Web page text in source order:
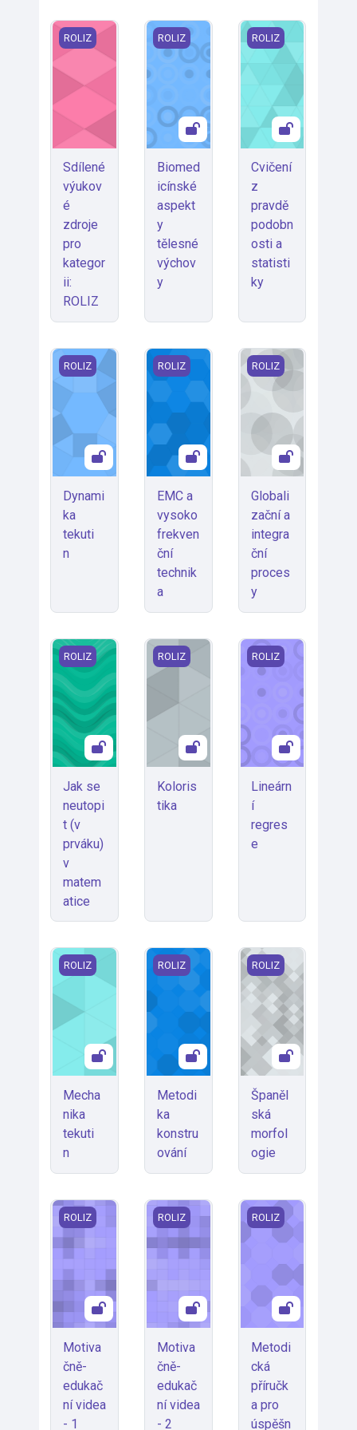
Sdílené výukové zdroje pro kategorii: ROLIZ
ROLIZ
Sdílené
výukov
é
zdroje
pro
kategor
ii:
ROLIZ
Biomedicínské aspekty tělesné
ROLIZ
Biomed
icínské
aspekt
y
tělesné
výchov
y
Cvičení z
ROLIZ
Cvičení
z
pravdě
podobn
osti a
statisti
ky
Dynamika tekutin
ROLIZ
Dynami
ka
tekuti
n
EMC a vysokofrekvenční technika
ROLIZ
EMC a
vysoko
frekven
ční
technik
a
Globalizační a
ROLIZ
Globali
zační a
integra
ční
proces
y
Jak se neutopit (v prváku) v matematice
ROLIZ
Jak se
neutopi
t (v
prváku)
v
matem
atice
Koloristika
ROLIZ
Koloris
tika
Lineární regrese
ROLIZ
Lineárn
í
regres
e
Mechanika tekutin
ROLIZ
Mecha
nika
tekuti
n
Metodika konstruování
ROLIZ
Metodi
ka
konstru
ování
Španělská
ROLIZ
Španěl
ská
morfol
ogie
Motivačně-edukační videa - 1
ROLIZ
Motiva
čně-
edukač
ní videa
- 1
Motivačně-edukační videa - 2
ROLIZ
Motiva
čně-
edukač
ní videa
- 2
Metodická příručka
ROLIZ
Metodi
cká
příručk
a pro
úspěšn